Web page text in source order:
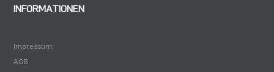
INFORMATIONEN
Impressum
AGB